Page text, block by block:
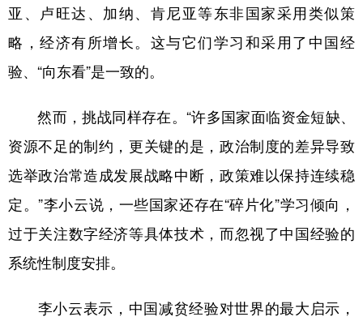
亚、卢旺达、加纳、肯尼亚等东非国家采用类似策
略，经济有所增长。这与它们学习和采用了中国经
验、“向东看”是一致的。
然而，挑战同样存在。“许多国家面临资金短缺、
资源不足的制约，更关键的是，政治制度的差异导致
选举政治常造成发展战略中断，政策难以保持连续稳
定。”李小云说，一些国家还存在“碎片化”学习倾向，
过于关注数字经济等具体技术，而忽视了中国经验的
系统性制度安排。
李小云表示，中国减贫经验对世界的最大启示，